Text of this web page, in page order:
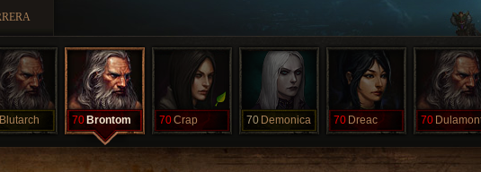
Blutarch 70 Brontom 70Crap 70 Demonica 70 Dreac 70